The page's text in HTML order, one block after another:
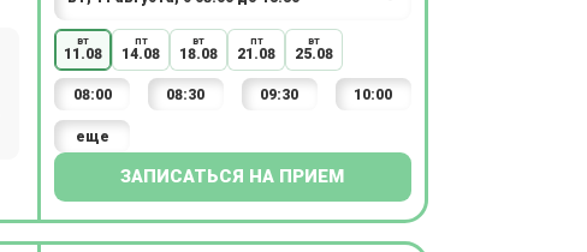
вт
11.08
пт
14.08
вт
18.08
пт
21.08
вт
25.08
08:00 08:30 09:30 10:00
еще
ЗАПИСАТЬСЯ НА ПРИЕМ